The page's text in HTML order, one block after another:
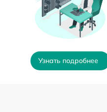
Узнать подробнее